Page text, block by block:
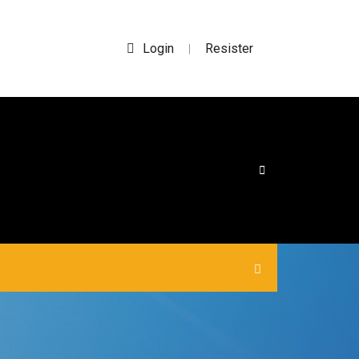
Login | Resister